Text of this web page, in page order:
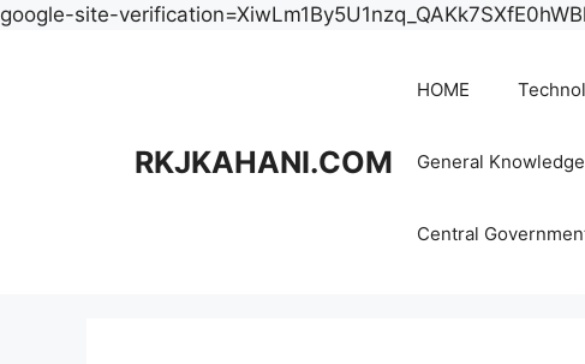
google-site-
RKJKAHANI.COM
HOME
General Knowledge
Central